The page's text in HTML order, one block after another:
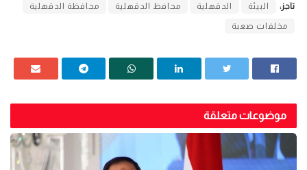
تاجز: البيئة الدقهلية محافظ الدقهلية محافظة الدقهلية
مخلفات صعبة
موضوعات متعلقة